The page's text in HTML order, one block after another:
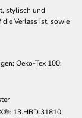
stylisch und
Verlass ist, sowie
Oeko-Tex 100;
13.HBD.31810